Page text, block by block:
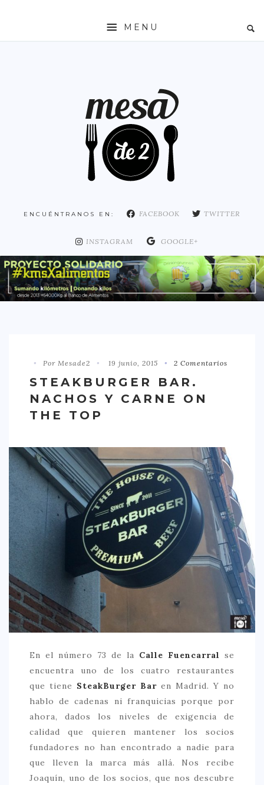
MENU
COMUNIDAD DE MADRID
DISTRITO ARGANZUELA
DISTRITO CHAMARTÍN
DISTRITO CHAMBERÍ
DISTRITO HORTALEZA
DISTRITO RETIRO
DISTRITO SALAMANCA
DISTRITO TETUÁN
TIPO DE COMIDA
AMERICANA
ASIÁTICA
CARNES
INDIA
ITALIANA
SALUDABLE
TAPAS
PRECIO
< 25 €
ENCUÉNTRANOS EN: FACEBOOK TWITTER
INSTAGRAM GOOGLE+
Por Mesade2 19 junio, 2015 2 Comentarios
STEAKBURGER BAR.
NACHOS Y CARNE ON
THE TOP
En el número 73 de la Calle Fuencarral se
encuentra uno de los cuatro restaurantes
que tiene SteakBurger Bar en Madrid. Y no
hablo de cadenas ni franquicias porque por
ahora, dados los niveles de exigencia de
calidad que quieren mantener los socios
fundadores no han encontrado a nadie para
que lleven la marca más allá. Nos recibe
Joaquín, uno de los socios, que nos descubre